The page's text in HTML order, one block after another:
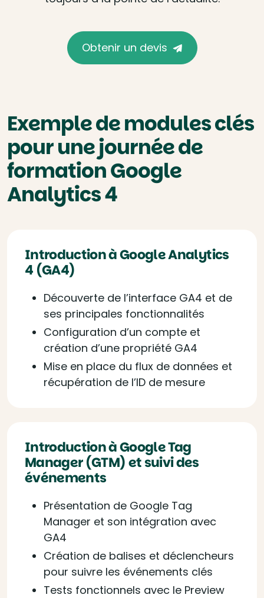
Obtenir un devis
Exemple de modules clés
pour une journée de
formation Google
Analytics 4
Introduction à Google Analytics
4 (GA4)
Découverte de l’interface GA4 et de
ses principales fonctionnalités
Configuration d’un compte et
création d’une propriété GA4
Mise en place du flux de données et
récupération de l’ID de mesure
Introduction à Google Tag
Manager (GTM) et suivi des
événements
Présentation de Google Tag
Manager et son intégration avec
GA4
Création de balises et déclencheurs
pour suivre les événements clés
Tests fonctionnels avec le Preview